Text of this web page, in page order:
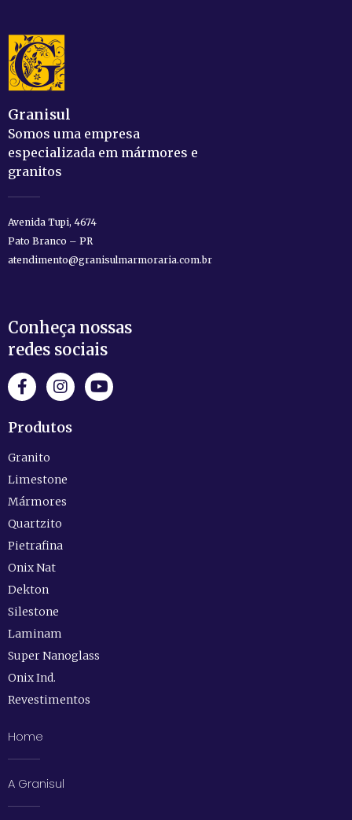
Granisul
Somos uma empresa
especializada em mármores e
granitos
Avenida Tupi, 4674
Pato Branco – PR
atendimento@granisulmarmoraria.com.br
Conheça nossas
redes sociais
Produtos
Granito
Limestone
Mármores
Quartzito
Pietrafina
Onix Nat
Dekton
Silestone
Laminam
Super Nanoglass
Onix Ind.
Revestimentos
Home
A Granisul